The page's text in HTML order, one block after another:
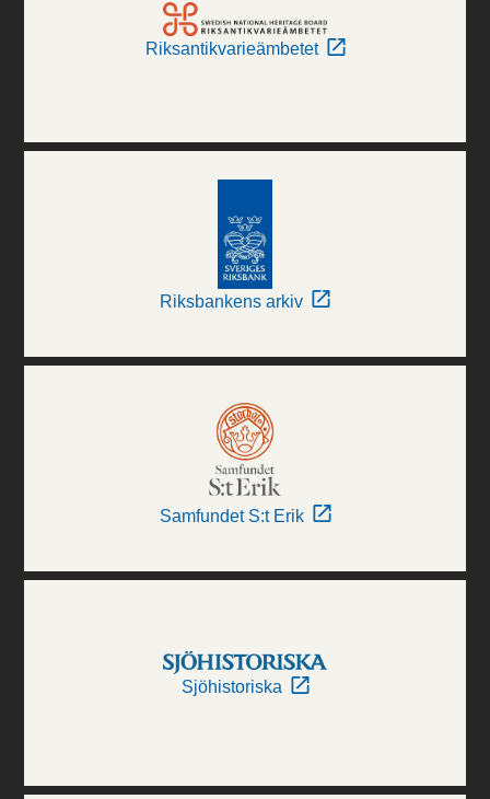
Riksantikvarieämbetet
Riksbankens arkiv
Samfundet S:t Erik
Sjöhistoriska